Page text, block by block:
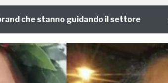
stanno guidando il settore 1